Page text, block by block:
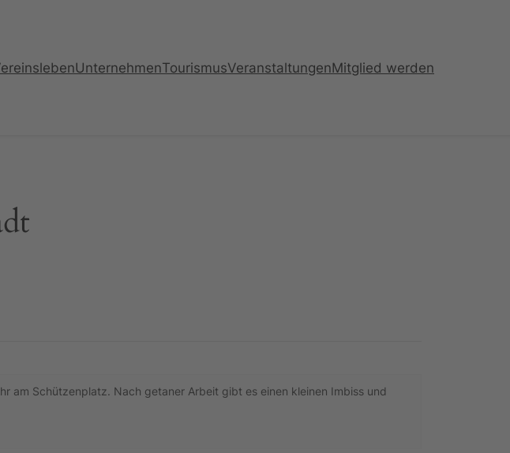
UnternehmenTourismusVeranstaltungenMitglied werden
am Schützenplatz. Nach getaner Arbeit gibt es einen kleinen Imbiss und